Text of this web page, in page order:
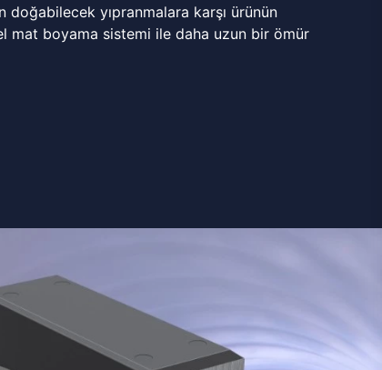
doğabilecek yıpranmalara karşı ürünün
mat boyama sistemi ile daha uzun bir ömür